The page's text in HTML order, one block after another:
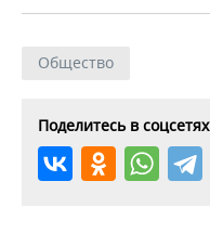
Общество
Поделитесь в соцсетях